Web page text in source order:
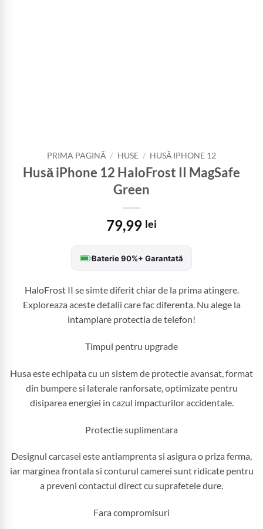
PRIMA PAGINĂ / HUSE / HUSĂ IPHONE 12
Husă iPhone 12 HaloFrost II MagSafe
Green
79,99 lei
Baterie 90%+ Garantată
HaloFrost II se simte diferit chiar de la prima atingere.
Exploreaza aceste detalii care fac diferenta. Nu alege la
intamplare protectia de telefon!
Timpul pentru upgrade
Husa este echipata cu un sistem de protectie avansat, format
din bumpere si laterale ranforsate, optimizate pentru
disiparea energiei in cazul impacturilor accidentale.
Protectie suplimentara
Designul carcasei este antiamprenta si asigura o priza ferma,
iar marginea frontala si conturul camerei sunt ridicate pentru
a preveni contactul direct cu suprafetele dure.
Fara compromisuri